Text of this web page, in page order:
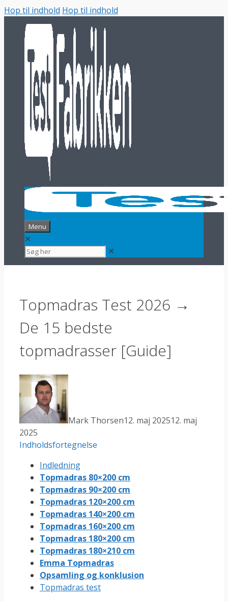
Hop til indhold Hop til indhold
Menu
✕
✕
Topmadras Test 2026 →
De 15 bedste
topmadrasser [Guide]
Mark Thorsen12. maj 202512. maj
2025
Indholdsfortegnelse
Indledning
Topmadras 80×200 cm
Topmadras 90×200 cm
Topmadras 120×200 cm
Topmadras 140×200 cm
Topmadras 160×200 cm
Topmadras 180×200 cm
Topmadras 180×210 cm
Emma Topmadras
Opsamling og konklusion
Topmadras test